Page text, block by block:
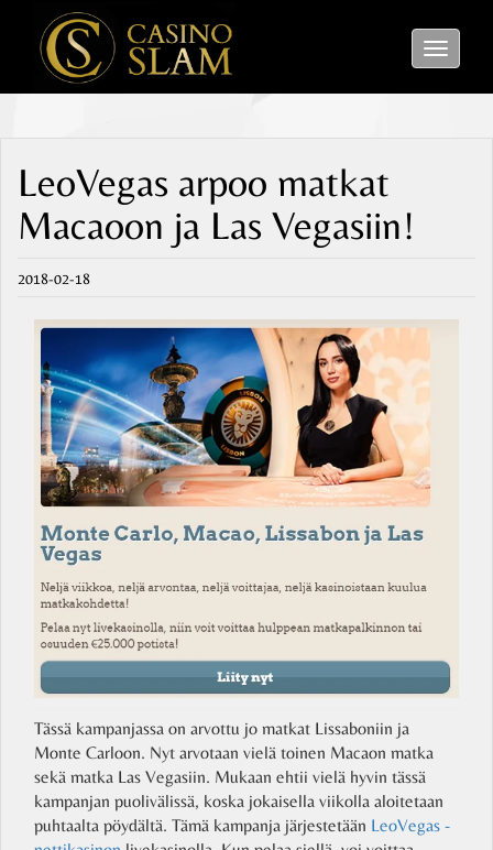
Toggle
LeoVegas arpoo matkat
Macaoon ja Las Vegasiin!
2018-02-18
Tässä kampanjassa on arvottu jo matkat Lissaboniin ja
Monte Carloon. Nyt arvotaan vielä toinen Macaon matka
sekä matka Las Vegasiin. Mukaan ehtii vielä hyvin tässä
kampanjan puolivälissä, koska jokaisella viikolla aloitetaan
puhtaalta pöydältä. Tämä kampanja järjestetään LeoVegas -